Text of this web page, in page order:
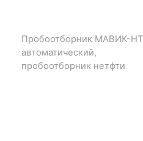
Пробоотборник МАВИК-НТ
автоматический,
пробоотборник нетфти